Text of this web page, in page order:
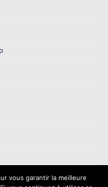
vous garantir la meilleure